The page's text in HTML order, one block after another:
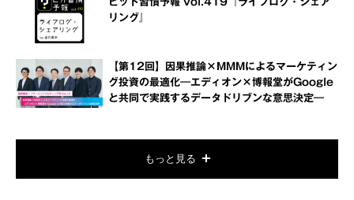
リング』
【第12回】因果推論×MMMによるマーケティン
グ投資の最適化―エディオン×博報堂がGoogle
と共同で実践するデータドリブンな意思決定―
もっと見る